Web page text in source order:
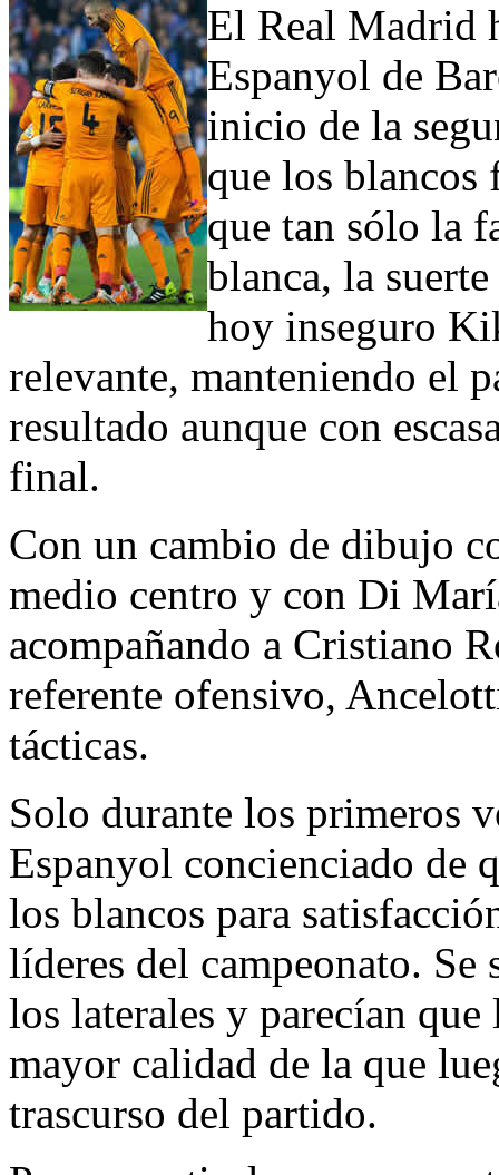
El Real Madrid
Espanyol de
inicio de la
que los
que tan sólo la
blanca, la
hoy inseguro
relevante, manteniendo el
resultado aunque con
final.
Con un cambio de dibujo
medio centro y con Di
acompañando a Cristiano
referente ofensivo,
tácticas.
Solo durante los primeros
Espanyol concienciado de
los blancos para
líderes del campeonato. Se
los laterales y parecían
mayor calidad de la que
trascurso del partido.